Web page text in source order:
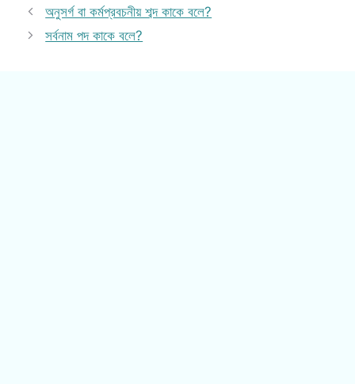
অনুসর্গ বা কর্মপ্রবচনীয় শব্দ কাকে বলে?
সর্বনাম পদ কাকে বলে?